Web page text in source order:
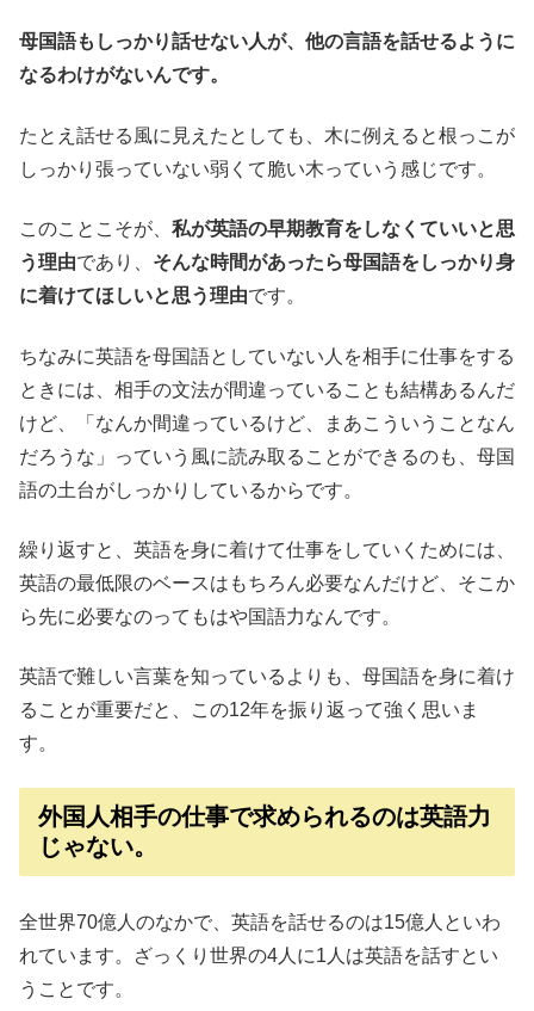
母国語もしっかり話せない人が、他の言語を話せるように
なるわけがないんです。
たとえ話せる風に見えたとしても、木に例えると根っこが
しっかり張っていない弱くて脆い木っていう感じです。
このことこそが、 私が英語の早期教育をしなくていいと思
う理由であり、 そんな時間があったら母国語をしっかり身
に着けてほしいと思う理由です。
ちなみに英語を母国語としていない人を相手に仕事をする
ときには、相手の文法が間違っていることも結構あるんだ
けど、「なんか間違っているけど、まあこういうことなん
だろうな」っていう風に読み取ることができるのも、母国
語の土台がしっかりしているからです。
繰り返すと、英語を身に着けて仕事をしていくためには、
英語の最低限のベースはもちろん必要なんだけど、そこか
ら先に必要なのってもはや国語力なんです。
英語で難しい言葉を知っているよりも、母国語を身に着け
ることが重要だと、この12年を振り返って強く思いま
す。
外国人相手の仕事で求められるのは英語力
じゃない。
全世界70億人のなかで、英語を話せるのは15億人といわ
れています。ざっくり世界の4人に1人は英語を話すとい
うことです。